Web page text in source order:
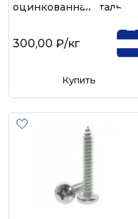
оцинкованная сталь
300,00 ₽/кг
Купить